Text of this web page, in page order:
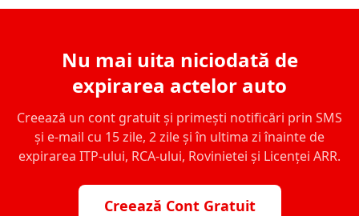
Nu mai uita niciodată de
expirarea actelor auto
Creează un cont gratuit și primești notificări prin SMS
și e-mail cu 15 zile, 2 zile și în ultima zi înainte de
expirarea ITP-ului, RCA-ului, Rovinietei și Licenței ARR.
Creează Cont Gratuit